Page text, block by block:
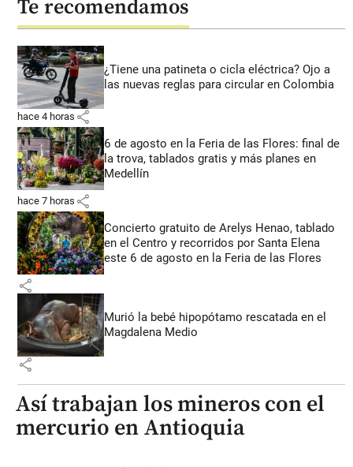
Te recomendamos
¿Tiene una patineta o cicla eléctrica? Ojo a
las nuevas reglas para circular en Colombia
hace 4 horas share
6 de agosto en la Feria de las Flores: final de
la trova, tablados gratis y más planes en
Medellín
hace 7 horas share
Concierto gratuito de Arelys Henao, tablado
en el Centro y recorridos por Santa Elena
este 6 de agosto en la Feria de las Flores
share
Murió la bebé hipopótamo rescatada en el
Magdalena Medio
share
Así trabajan los mineros con el
mercurio en Antioquia